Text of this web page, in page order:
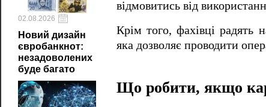
02.08.2026
Новий дизайн
євробанкнот:
незадоволених
буде багато
відмовитись від
Крім того, фахівці радять
яка дозволяє проводити
Що робити, якщо